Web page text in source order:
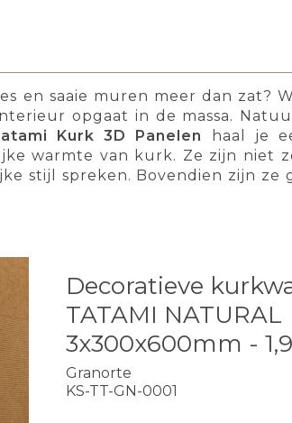
en saaie muren meer dan zat?
opgaat in de massa.
Kurk 3D Panelen
haal je
warmte van kurk. Ze zijn niet
stijl spreken. Bovendien zijn ze
Decoratieve
TATAMI NATURAL
3x300x600mm -
Granorte
KS-TT-GN-0001